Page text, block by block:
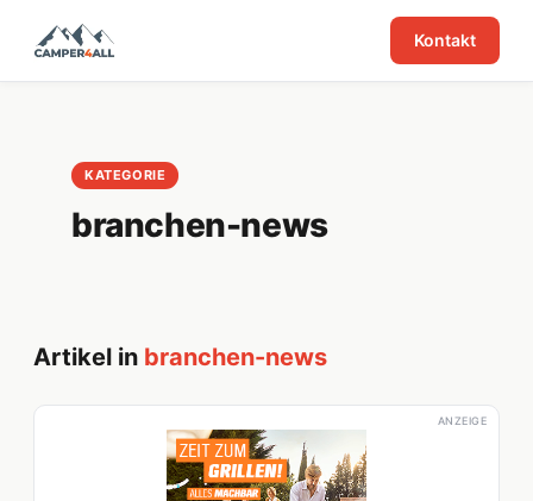
Kontakt
KATEGORIE
branchen-news
Artikel in branchen-news
ANZEIGE